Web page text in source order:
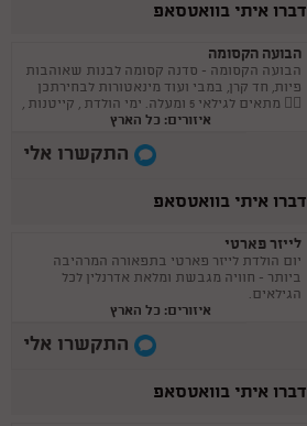
דברו איתי בוואטסאפ
הבועה הקסומה
הבועה הקסומה - סדנה קסומה לבנות שאוהבות
פיות, חד קרן, במבי ועוד מינאטורות לבחירתכן
🧚‍♀ מתאים לגילאי 5 ומעלה. ימי הולדת , קייטנות ,
איזורים: כל הארץ
התקשרו אלי
דברו איתי בוואטסאפ
לייזר פארטי
יום הולדת לייזר פארטי בתפאורה המרהיבה
ביותר - חוויה מגבשת ומלאת אדרנלין לכל
הגילאים.
איזורים: כל הארץ
התקשרו אלי
דברו איתי בוואטסאפ